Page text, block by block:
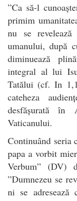
”Ca să-l
primim
nu se
umanului, după
diminuează
integral al lui
Tatălui (cf. In
cateheza
desfășurată
Vaticanului.
Continuând seria
papa a vorbit
Verbum” (DV)
”Dumnezeu se
ni se adresează